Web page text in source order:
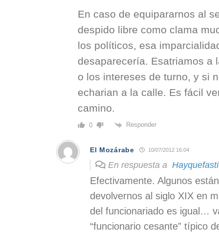
En caso de equipararnos al
despido libre como clama
los políticos, esa
desaparecería. Esatriamos a
o los intereses de turno, y si
echarian a la calle. Es fácil
camino.
0 Responder
El Mozárabe 10/07/2012 16:04
En respuesta a
Efectivamente. Algunos
devolvernos al siglo XIX en
del funcionariado es igual…
“funcionario cesante” típico